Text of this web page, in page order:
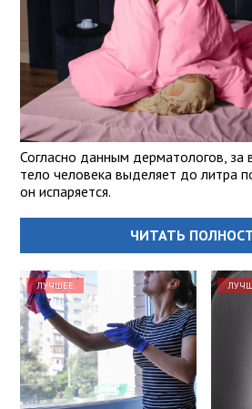
Согласно данным дерматологов, за
тело человека выделяет до литра
он испаряется.
ЧИТАТЬ
ЛУЧШЕЕ